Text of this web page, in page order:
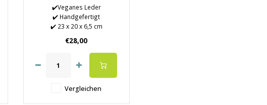
✔️Veganes Leder
✔️ Handgefertigt
✔️ 23 x 20 x 6,5 cm
€28,00
Vergleichen